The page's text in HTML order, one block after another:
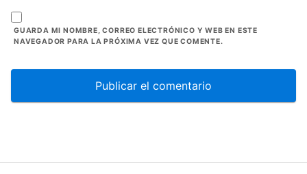
GUARDA MI NOMBRE, CORREO ELECTRÓNICO Y WEB EN ESTE
NAVEGADOR PARA LA PRÓXIMA VEZ QUE COMENTE.